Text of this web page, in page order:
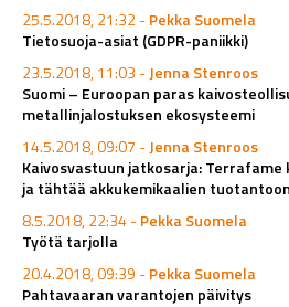
25.5.2018, 21:32 -Pekka Suomela
Tietosuoja-asiat (GDPR-paniikki)
23.5.2018, 11:03 -Jenna Stenroos
Suomi – Euroopan paras
metallinjalostuksen ekosysteemi
14.5.2018, 09:07 -Jenna Stenroos
Kaivosvastuun jatkosarja:
ja tähtää akkukemikaalien tuotantoon
8.5.2018, 22:34 -Pekka Suomela
Työtä tarjolla
20.4.2018, 09:39 -Pekka Suomela
Pahtavaaran varantojen päivitys